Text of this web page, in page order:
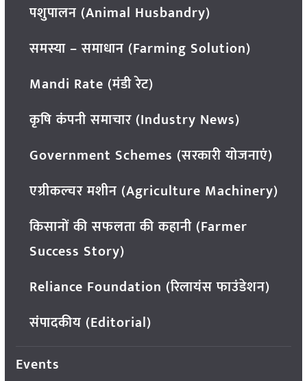
पशुपालन (Animal Husbandry)
समस्या – समाधान (Farming Solution)
Mandi Rate (मंडी रेट)
कृषि कंपनी समाचार (Industry News)
Government Schemes (सरकारी योजनाएं)
एग्रीकल्चर मशीन (Agriculture Machinery)
किसानों की सफलता की कहानी (Farmer
Success Story)
Reliance Foundation (रिलायंस फाउंडेशन)
संपादकीय (Editorial)
Events